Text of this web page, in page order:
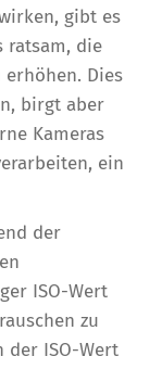
gibt es
ratsam, die
Dies
birgt aber
Kameras
ein
der
ISO-Wert
zu
der ISO-Wert